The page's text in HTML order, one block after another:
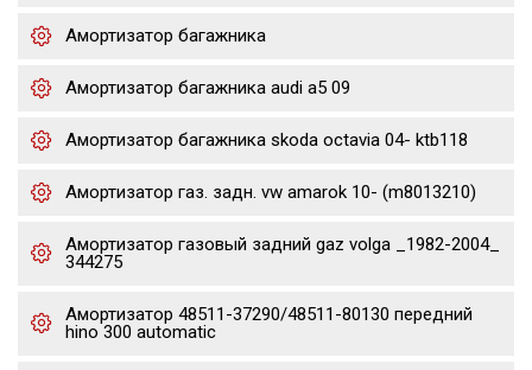
Амортизатор багажника
Амортизатор багажника audi a5 09
Амортизатор багажника skoda octavia 04- ktb118
Амортизатор газ. задн. vw amarok 10- (m8013210)
Амортизатор газовый задний gaz volga _1982-2004_
344275
Амортизатор 48511-37290/48511-80130 передний
hino 300 automatic